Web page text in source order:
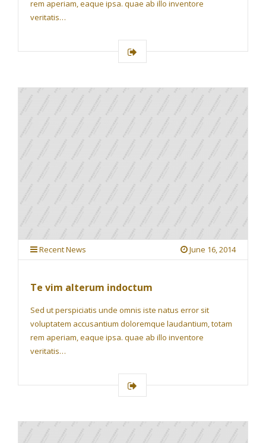
rem aperiam, eaque ipsa. quae ab illo inventore
veritatis…
Recent News June 16, 2014
Te vim alterum indoctum
Sed ut perspiciatis unde omnis iste natus error sit
voluptatem accusantium doloremque laudantium, totam
rem aperiam, eaque ipsa. quae ab illo inventore
veritatis…